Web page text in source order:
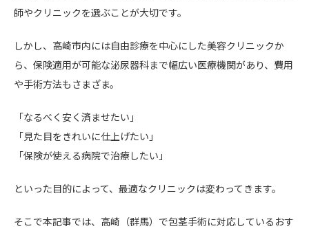
師やクリニックを選ぶことが大切です。
しかし、高崎市内には自由診療を中心にした美容クリニックか
ら、保険適用が可能な泌尿器科まで幅広い医療機関があり、費用
や手術方法もさまざま。
「なるべく安く済ませたい」
「見た目をきれいに仕上げたい」
「保険が使える病院で治療したい」
といった目的によって、最適なクリニックは変わってきます。
そこで本記事では、高崎（群馬）で包茎手術に対応しているおす